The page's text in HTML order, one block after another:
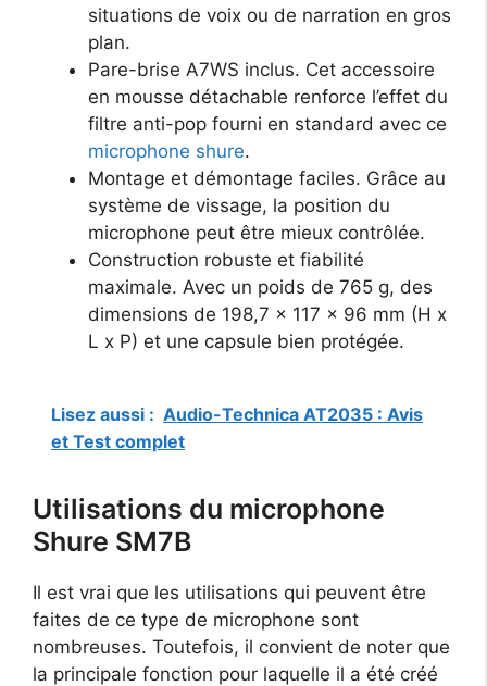
situations de voix ou de narration en gros
plan.
Pare-brise A7WS inclus. Cet accessoire
en mousse détachable renforce l’effet du
filtre anti-pop fourni en standard avec ce
microphone shure.
Montage et démontage faciles. Grâce au
système de vissage, la position du
microphone peut être mieux contrôlée.
Construction robuste et fiabilité
maximale. Avec un poids de 765 g, des
dimensions de 198,7 x 117 x 96 mm (H x
L x P) et une capsule bien protégée.
Lisez aussi : Audio-Technica AT2035 : Avis
et Test complet
Utilisations du microphone
Shure SM7B
Il est vrai que les utilisations qui peuvent être
faites de ce type de microphone sont
nombreuses. Toutefois, il convient de noter que
la principale fonction pour laquelle il a été créé